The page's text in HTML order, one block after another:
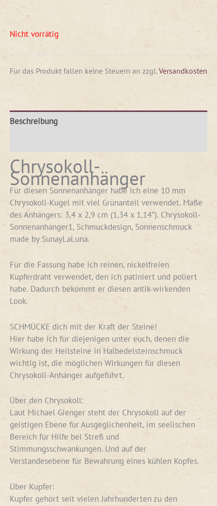
Nicht vorrätig
Für das Produkt fallen keine Steuern an zzgl.Versandkosten
Beschreibung
Chrysokoll-
Sonnenanhänger
Für diesen Sonnenanhänger habe ich eine 10 mm
Chrysokoll-Kugel mit viel Grünanteil verwendet. Maße
des Anhängers: 3,4 x 2,9 cm (1,34 x 1,14″). Chrysokoll-
Sonnenanhänger1, Schmuckdesign, Sonnenschmuck
made by SunayLaLuna.
Für die Fassung habe ich reinen, nickelfreien
Kupferdraht verwendet, den ich patiniert und poliert
habe. Dadurch bekommt er diesen antik-wirkenden
Look.
SCHMÜCKE dich mit der Kraft der Steine!
Hier habe ich für diejenigen unter euch, denen die
Wirkung der Heilsteine in Halbedelsteinschmuck
wichtig ist, die möglichen Wirkungen für diesen
Chrysokoll-Anhänger aufgeführt.
Über den Chrysokoll:
Laut Michael Gienger steht der Chrysokoll auf der
geistigen Ebene für Ausgeglichenheit, im seelischen
Bereich für Hilfe bei Streß und
Stimmungsschwankungen. Und auf der
Verstandesebene für Bewahrung eines kühlen Kopfes.
Über Kupfer:
Kupfer gehört seit vielen Jahrhunderten zu den